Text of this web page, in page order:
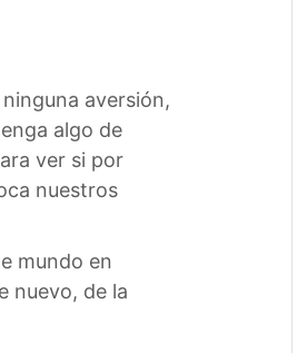
aversión,
algo de
ver si por
nuestros
mundo en
nuevo, de la